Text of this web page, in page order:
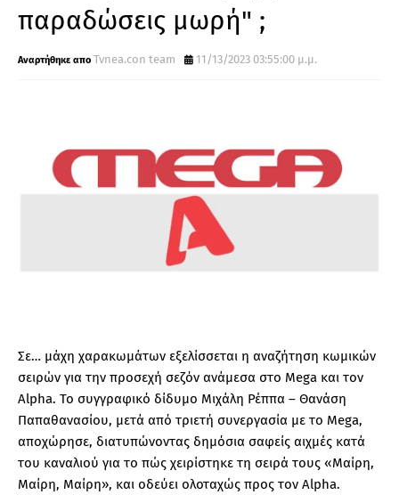
παραδώσεις μωρή" ;
Tvnea.con team 11/13/2023 03:55:00 μ.μ.
Σε… μάχη χαρακωμάτων εξελίσσεται η αναζήτηση κωμικών
σειρών για την προσεχή σεζόν ανάμεσα στο Mega και τον
Alpha. Το συγγραφικό δίδυμο Μιχάλη Ρέππα – Θανάση
Παπαθανασίου, μετά από τριετή συνεργασία με το Mega,
αποχώρησε, διατυπώνοντας δημόσια σαφείς αιχμές κατά
του καναλιού για το πώς χειρίστηκε τη σειρά τους «Μαίρη,
Μαίρη, Μαίρη», και οδεύει ολοταχώς προς τον Alpha.